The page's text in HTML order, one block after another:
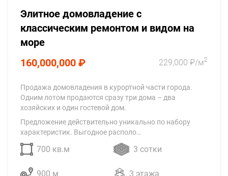
Элитное домовладение с
классическим ремонтом и видом на
море
160,000,000 ₽
229,000 ₽/м2
Продажа домовладения в курортной части города.
Одним лотом продаются сразу три дома – два
хозяйских и один гостевой дом.
Предложение действительно уникально по набору
характеристик. Выгодное располо…
700 кв.м 3 сотки
900 м 3 этажа